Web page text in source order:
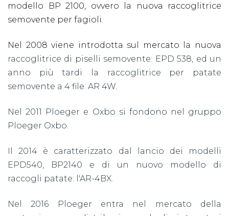
modello BP 2100, ovvero la nuova raccoglitrice
semovente per fagioli.
Nel 2008 viene introdotta sul mercato la nuova
raccoglitrice di piselli semovente: EPD 538, ed un
anno più tardi la raccoglitrice per patate
semovente a 4 file: AR 4W.
Nel 2011 Ploeger e Oxbo si fondono nel gruppo
Ploeger Oxbo.
Il 2014 è caratterizzato dal lancio dei modelli
EPD540, BP2140 e di un nuovo modello di
raccogli patate: l'AR-4BX.
Nel 2016 Ploeger entra nel mercato della